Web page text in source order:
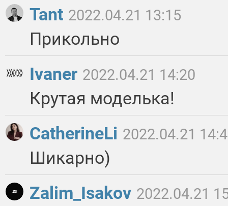
Tant 2022.04.21 13:15
Прикольно
Ivaner 2022.04.21 14:20
Крутая моделька!
CatherineLi 2022.04.21
Шикарно)
Zalim_Isakov 2022.04.21